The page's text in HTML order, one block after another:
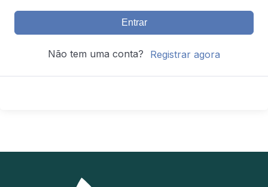
Entrar
Não tem uma conta? Registrar agora